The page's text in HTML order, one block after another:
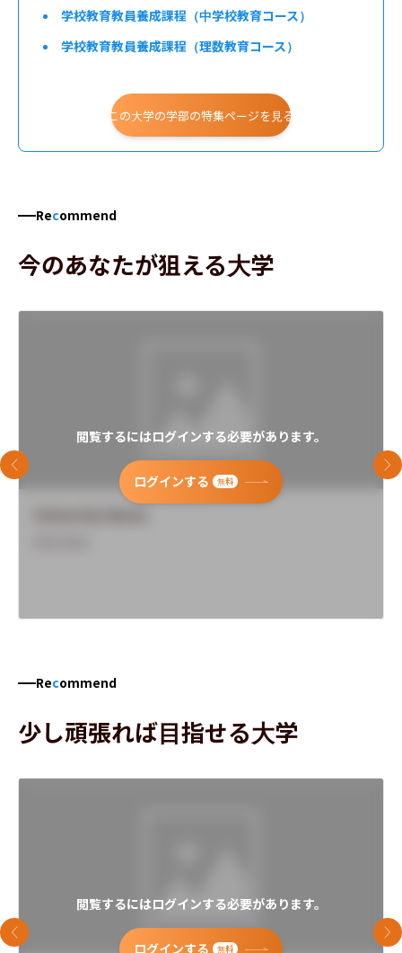
学校教育教員養成課程（中学校教育コース）
学校教育教員養成課程（理数教育コース）
この大学の学部の特集ページを見る
Recommend
今のあなたが狙える大学
閲覧するにはログインする必要があります。
ログインする 無料
前のスライド 次
Recommend
少し頑張れば目指せる大学
閲覧するにはログインする必要があります。
ログインする 無料
前のスライド 次